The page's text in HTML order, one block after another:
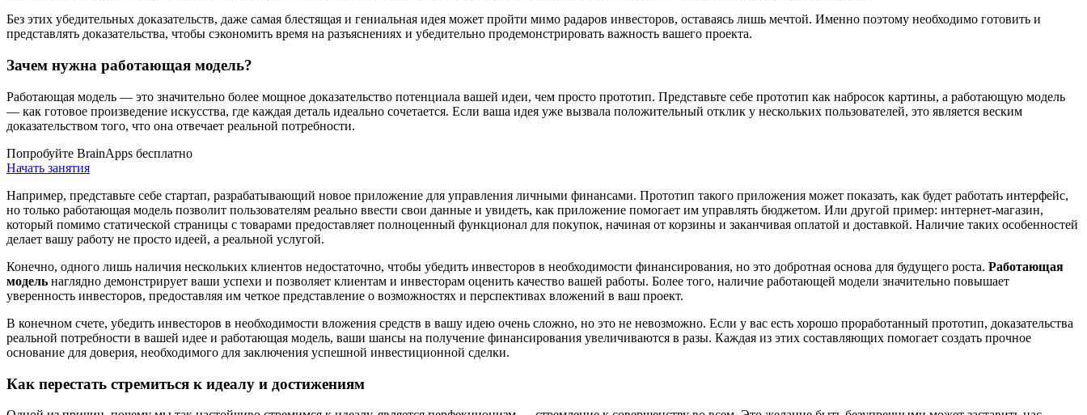
Без этих убедительных доказательств, даже самая блестящая и гениальная идея может пройти мимо радаров инвесторов, оставаясь лишь мечтой. Именно поэтому необходимо готовить и
представлять доказательства, чтобы сэкономить время на разъяснениях и убедительно продемонстрировать важность вашего проекта.
Зачем нужна работающая модель?
Работающая модель — это значительно более мощное доказательство потенциала вашей идеи, чем просто прототип. Представьте себе прототип как набросок картины, а работающую модель
— как готовое произведение искусства, где каждая деталь идеально сочетается. Если ваша идея уже вызвала положительный отклик у нескольких пользователей, это является веским
доказательством того, что она отвечает реальной потребности.
Попробуйте BrainApps бесплатно
Начать занятия
Например, представьте себе стартап, разрабатывающий новое приложение для управления личными финансами. Прототип такого приложения может показать, как будет работать интерфейс,
но только работающая модель позволит пользователям реально ввести свои данные и увидеть, как приложение помогает им управлять бюджетом. Или другой пример: интернет-магазин,
который помимо статической страницы с товарами предоставляет полноценный функционал для покупок, начиная от корзины и заканчивая оплатой и доставкой. Наличие таких особенностей
делает вашу работу не просто идеей, а реальной услугой.
Конечно, одного лишь наличия нескольких клиентов недостаточно, чтобы убедить инвесторов в необходимости финансирования, но это добротная основа для будущего роста. Работающая
модель наглядно демонстрирует ваши успехи и позволяет клиентам и инвесторам оценить качество вашей работы. Более того, наличие работающей модели значительно повышает
уверенность инвесторов, предоставляя им четкое представление о возможностях и перспективах вложений в ваш проект.
В конечном счете, убедить инвесторов в необходимости вложения средств в вашу идею очень сложно, но это не невозможно. Если у вас есть хорошо проработанный прототип, доказательства
реальной потребности в вашей идее и работающая модель, ваши шансы на получение финансирования увеличиваются в разы. Каждая из этих составляющих помогает создать прочное
основание для доверия, необходимого для заключения успешной инвестиционной сделки.
Как перестать стремиться к идеалу и достижениям